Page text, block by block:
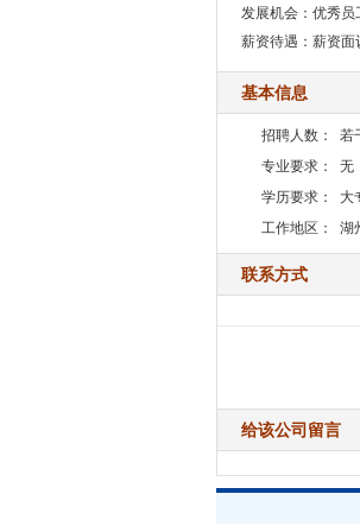
发展机会：优秀员
薪资待遇：薪资面
基本信息
招聘人数： 若
专业要求：
无
学历要求：
大
工作地区：
湖
联系方式
给该公司留言